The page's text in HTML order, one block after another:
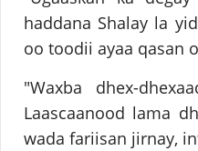
haddana Shalay la
oo toodii ayaa qasan
"Waxba dhex-
Laascaanood lama
wada fariisan jirnay,